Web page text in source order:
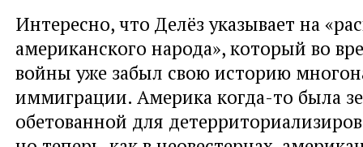
Интересно, что Делёз указывает на
американского народа», который во
войны уже забыл свою историю
иммиграции. Америка когда-то была
обетованной для